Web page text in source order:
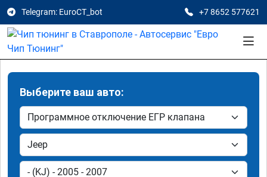
Telegram: EuroCT_bot +7 8652 577621
Выберите ваш авто: